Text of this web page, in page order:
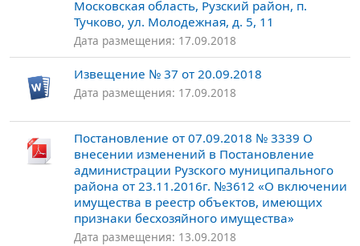
Московская область, Рузский район, п.
Тучково, ул. Молодежная, д. 5, 11
Дата размещения: 17.09.2018
Извещение № 37 от 20.09.2018
Дата размещения: 17.09.2018
Постановление от 07.09.2018 № 3339 О
внесении изменений в Постановление
администрации Рузского муниципального
района от 23.11.2016г. №3612 «О включении
имущества в реестр объектов, имеющих
признаки бесхозяйного имущества»
Дата размещения: 13.09.2018